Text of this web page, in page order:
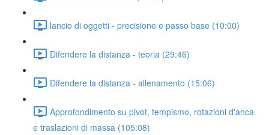
lancio di oggetti - precisione e passo base (10:00)
Difendere la distanza - teoria (29:46)
Difendere la distanza - allenamento (15:06)
Approfondimento su pivot, tempismo, rotazioni d'anca
e traslazioni di massa (105:08)